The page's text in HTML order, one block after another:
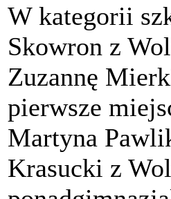
W kategorii
Skowron z
Zuzannę
pierwsze
Martyna
Krasucki z